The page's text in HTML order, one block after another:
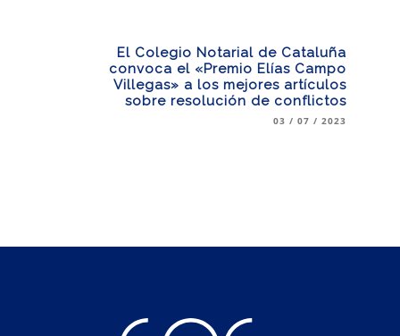
El Colegio Notarial de Cataluña
convoca el «Premio Elías Campo
Villegas» a los mejores artículos
sobre resolución de conflictos
03 / 07 / 2023